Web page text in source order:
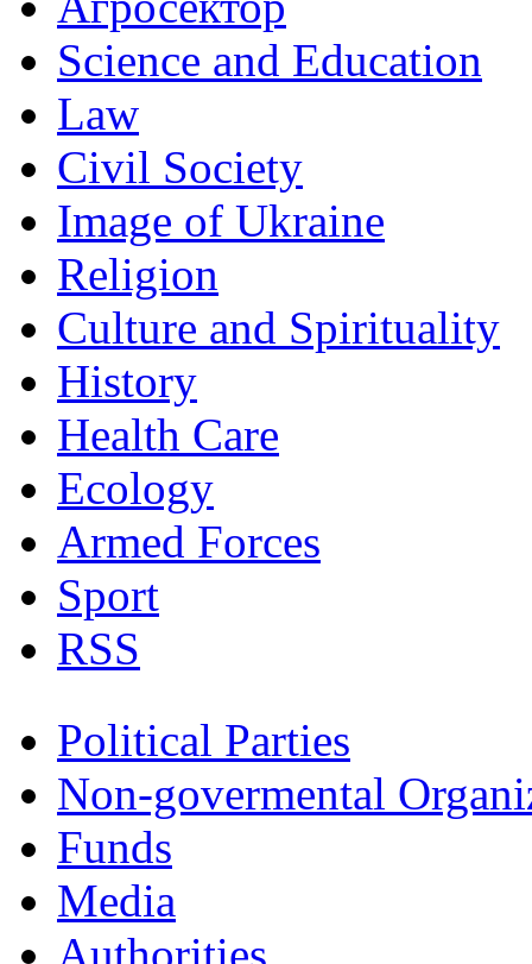
Science and Education
Law
Civil Society
Image of Ukraine
Religion
Culture and Spirituality
History
Health Care
Ecology
Armed Forces
Sport
RSS
Political Parties
Non-govermental
Funds
Мedia